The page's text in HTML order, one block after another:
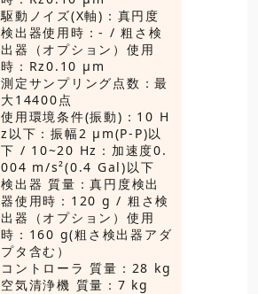
駆動ノイズ(X軸)：真円度
検出器使用時：- / 粗さ検
出器（オプション）使用
時：Rz0.10 μm
測定サンプリング点数：最
大14400点
使用環境条件(振動)：10 H
z以下：振幅2 μm(P-P)以
下 / 10~20 Hz：加速度0.
004 m/s²(0.4 Gal)以下
検出器 質量：真円度検出
器使用時：120 g / 粗さ検
出器（オプション）使用
時：160 g(粗さ検出器アダ
プタ含む）
コントローラ 質量：28 kg
空気清浄機 質量：7 kg